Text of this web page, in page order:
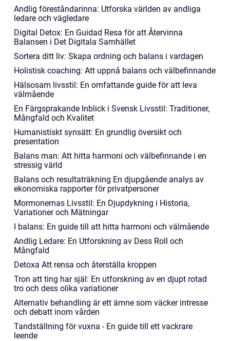
Andlig föreståndarinna: Utforska världen av andliga
ledare och vägledare
Digital Detox: En Guidad Resa för att Återvinna
Balansen i Det Digitala Samhället
Sortera ditt liv: Skapa ordning och balans i vardagen
Holistisk coaching: Att uppnå balans och välbefinnande
Hälsosam livsstil: En omfattande guide för att leva
välmående
En Färgsprakande Inblick i Svensk Livsstil: Traditioner,
Mångfald och Kvalitet
Humanistiskt synsätt: En grundlig översikt och
presentation
Balans man: Att hitta harmoni och välbefinnande i en
stressig värld
Balans och resultaträkning En djupgående analys av
ekonomiska rapporter för privatpersoner
Mormonernas Livsstil: En Djupdykning i Historia,
Variationer och Mätningar
I balans: En guide till att hitta harmoni och välmående
Andlig Ledare: En Utforskning av Dess Roll och
Mångfald
Detoxa Att rensa och återställa kroppen
Tron att ting har själ: En utforskning av en djupt rotad
tro och dess olika variationer
Alternativ behandling är ett ämne som väcker intresse
och debatt inom vården
Tandställning för vuxna - En guide till ett vackrare
leende